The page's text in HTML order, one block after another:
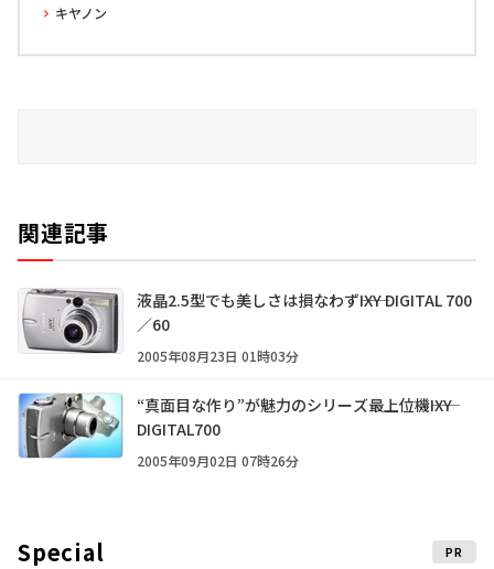
キヤノン
関連記事
液晶2.5型でも美しさは損なわず――IXY DIGITAL 700
／60
2005年08月23日 01時03分
“真面目な作り”が魅力のシリーズ最上位機――IXY
DIGITAL700
2005年09月02日 07時26分
Special PR